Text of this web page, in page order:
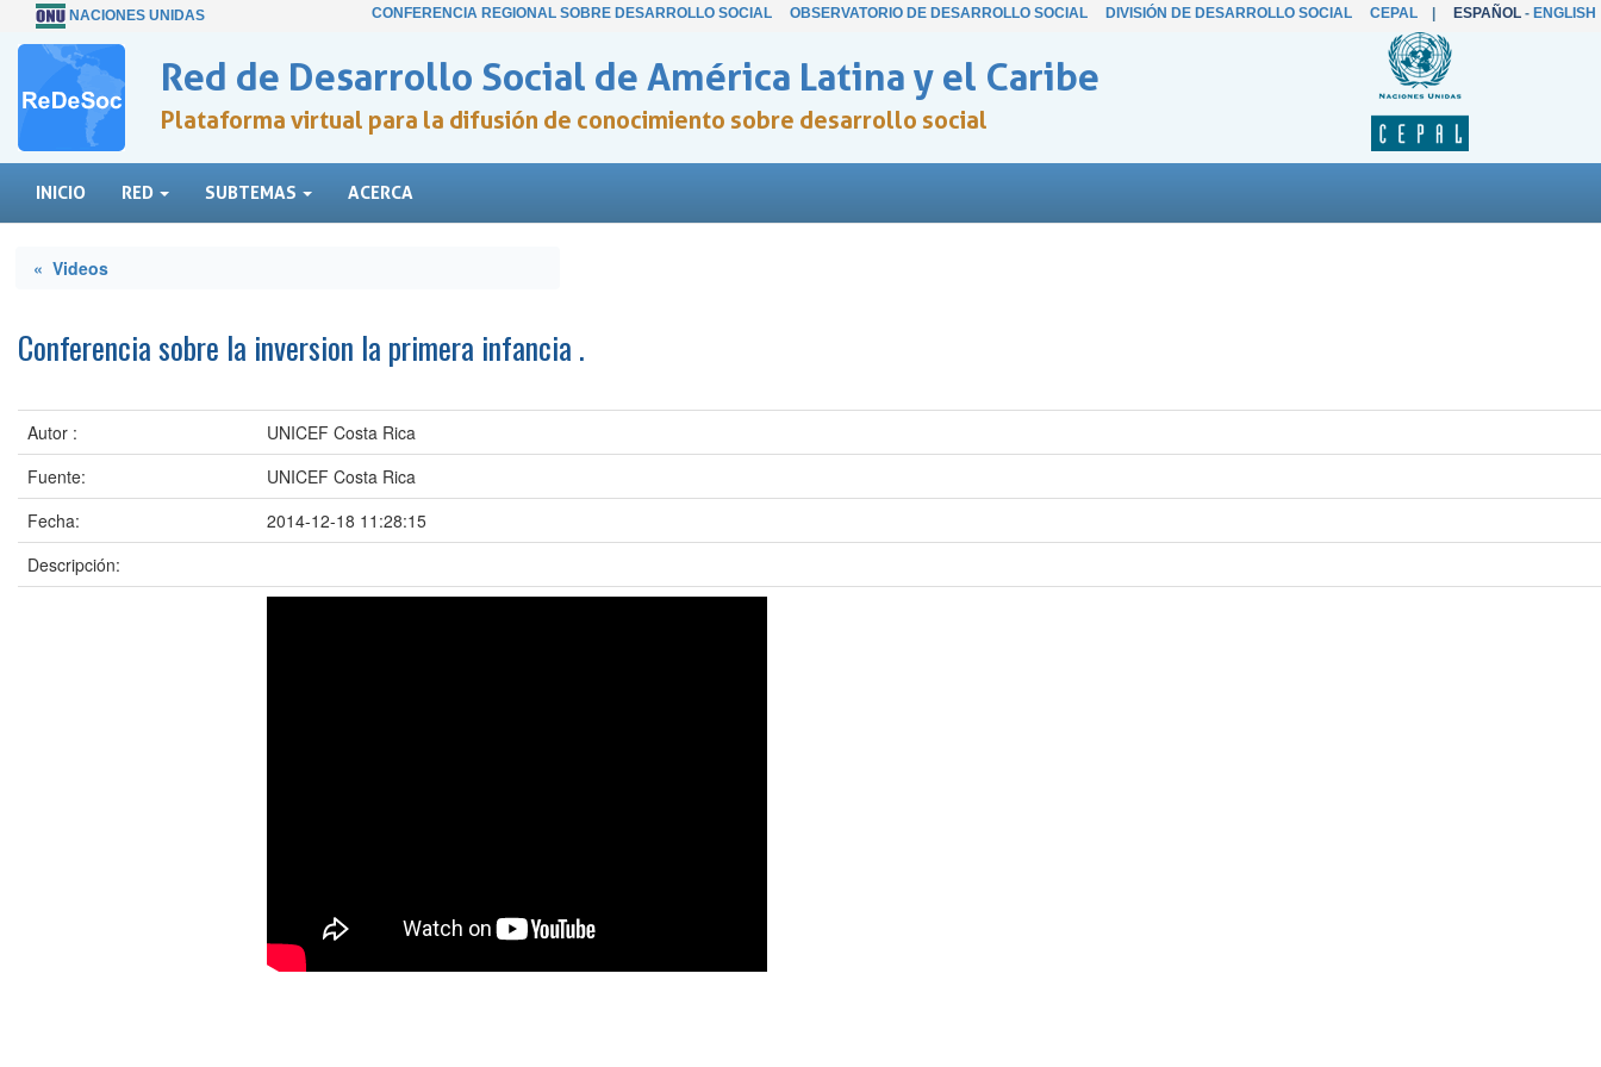
NACIONES UNIDAS CONFERENCIA REGIONAL SOBRE DESARROLLO SOCIAL OBSERVATORIO DE DESARROLLO SOCIAL DIVISIÓN DE DESARROLLO SOCIAL CEPAL| ESPAÑOL- ENGLISH
Red de Desarrollo Social de América Latina y el Caribe
Plataforma virtual para la difusión de conocimiento sobre desarrollo social
INICIO RED SUBTEMAS ACERCA
« Videos
Conferencia sobre la inversion la primera infancia .
Autor :
UNICEF Costa Rica
Fuente:
UNICEF Costa Rica
Fecha:
2014-12-18 11:28:15
Descripción: